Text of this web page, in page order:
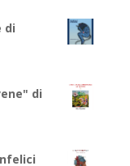
di
di